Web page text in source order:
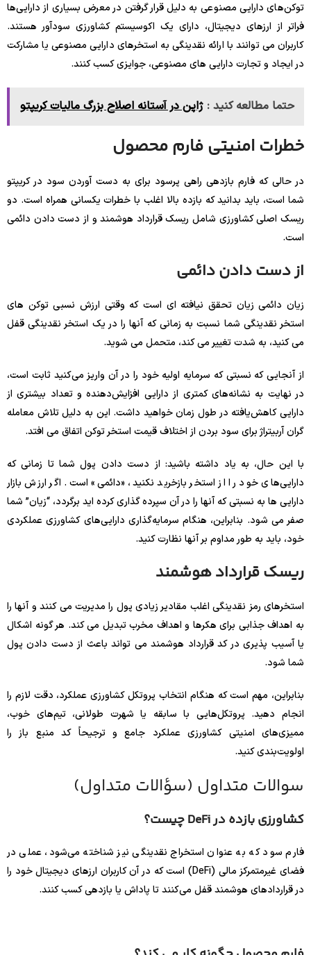
توکن‌های دارایی مصنوعی به دلیل قرار گرفتن در معرض بسیاری از دارایی‌ها
فراتر از ارزهای دیجیتال، دارای یک اکوسیستم کشاورزی سودآور هستند.
کاربران می توانند با ارائه نقدینگی به استخرهای دارایی مصنوعی یا مشارکت
در ایجاد و تجارت دارایی های مصنوعی، جوایزی کسب کنند.
حتما مطالعه کنید : ژاپن در آستانه اصلاح بزرگ مالیات کریپتو
خطرات امنیتی فارم محصول
در حالی که فارم بازدهی راهی پرسود برای به دست آوردن سود در کریپتو
شما است، باید بدانید که بازده بالا اغلب با خطرات یکسانی همراه است. دو
ریسک اصلی کشاورزی شامل ریسک قرارداد هوشمند و از دست دادن دائمی
است.
از دست دادن دائمی
زیان دائمی زیان تحقق نیافته ای است که وقتی ارزش نسبی توکن های
استخر نقدینگی شما نسبت به زمانی که آنها را در یک استخر نقدینگی قفل
می کنید، به شدت تغییر می کند، متحمل می شوید.
از آنجایی که نسبتی که سرمایه اولیه خود را در آن واریز می‌کنید ثابت است،
در نهایت به نشانه‌های کمتری از دارایی افزایش‌دهنده و تعداد بیشتری از
دارایی کاهش‌یافته در طول زمان خواهید داشت. این به دلیل تلاش معامله
گران آربیتراژ برای سود بردن از اختلاف قیمت استخر توکن اتفاق می افتد.
با این حال، به یاد داشته باشید: از دست دادن پول شما تا زمانی که
دارایی‌های خود را از استخر بازخرید نکنید، «دائمی» است. اگر ارزش بازار
دارایی ها به نسبتی که آنها را در آن سپرده گذاری کرده اید برگردد، “زیان” شما
صفر می شود. بنابراین، هنگام سرمایه‌گذاری دارایی‌های کشاورزی عملکردی
خود، باید به طور مداوم بر آنها نظارت کنید.
ریسک قرارداد هوشمند
استخرهای رمز نقدینگی اغلب مقادیر زیادی پول را مدیریت می کنند و آنها را
به اهداف جذابی برای هکرها و اهداف مخرب تبدیل می کند. هر گونه اشکال
یا آسیب پذیری در کد قرارداد هوشمند می تواند باعث از دست دادن پول
شما شود.
بنابراین، مهم است که هنگام انتخاب پروتکل کشاورزی عملکرد، دقت لازم را
انجام دهید. پروتکل‌هایی با سابقه یا شهرت طولانی، تیم‌های خوب،
ممیزی‌های امنیتی کشاورزی عملکرد جامع و ترجیحاً کد منبع باز را
اولویت‌بندی کنید.
سوالات متداول (سؤالات متداول)
کشاورزی بازده در DeFi چیست؟
فارم سود که به عنوان استخراج نقدینگی نیز شناخته می‌شود، عملی در
فضای غیرمتمرکز مالی (DeFi) است که در آن کاربران ارزهای دیجیتال خود را
در قراردادهای هوشمند قفل می‌کنند تا پاداش یا بازدهی کسب کنند.